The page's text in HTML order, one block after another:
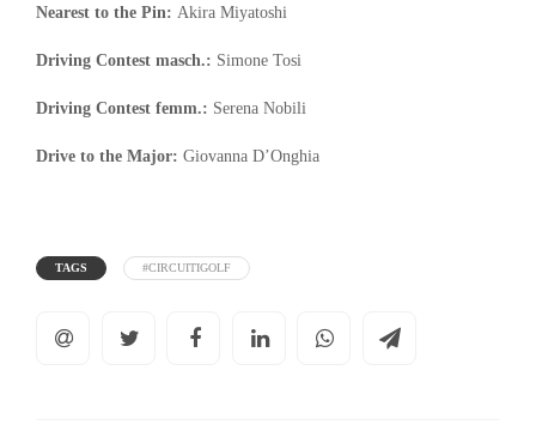
Nearest to the Pin: Akira Miyatoshi
Driving Contest masch.: Simone Tosi
Driving Contest femm.: Serena Nobili
Drive to the Major: Giovanna D’Onghia
TAGS #CIRCUITIGOLF